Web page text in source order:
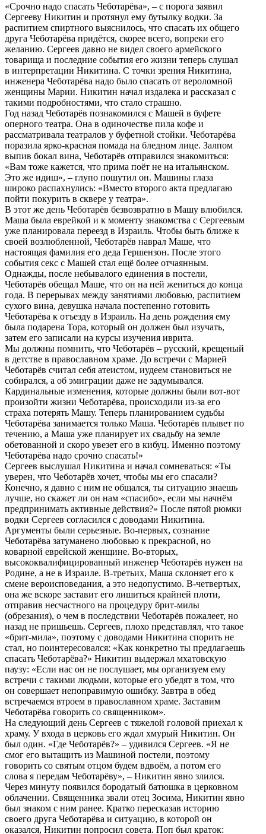
«Срочно надо спасать Чеботарёва», – с порога заявил
Сергееву Никитин и протянул ему бутылку водки. За
распитием спиртного выяснилось, что спасать их общего
друга Чеботарёва придётся, скорее всего, вопреки его
желанию. Сергеев давно не видел своего армейского
товарища и последние события его жизни теперь слушал
в интерпретации Никитина. С точки зрения Никитина,
инженера Чеботарёва надо было спасать от вероломной
женщины Марии. Никитин начал издалека и рассказал с
такими подробностями, что стало страшно.
Год назад Чеботарёв познакомился с Машей в буфете
оперного театра. Она в одиночестве пила кофе и
рассматривала театралов у буфетной стойки. Чеботарёва
поразила ярко-красная помада на бледном лице. Залпом
выпив бокал вина, Чеботарёв отправился знакомиться:
«Вам тоже кажется, что прима поёт не на итальянском.
Это же идиш», – глупо пошутил он. Машины глаза
широко распахнулись: «Вместо второго акта предлагаю
пойти покурить в сквере у театра».
В этот же день Чеботарёв безвозвратно в Машу влюбился.
Маша была еврейкой и к моменту знакомства с Сергеевым
уже планировала переезд в Израиль. Чтобы быть ближе к
своей возлюбленной, Чеботарёв наврал Маше, что
настоящая фамилия его деда Гершензон. После этого
события секс с Машей стал ещё более отчаянным.
Однажды, после небывалого единения в постели,
Чеботарёв обещал Маше, что он на ней жениться до конца
года. В перерывах между занятиями любовью, распитием
сухого вина, девушка начала постепенно готовить
Чеботарёва к отъезду в Израиль. На день рождения ему
была подарена Тора, который он должен был изучать,
затем его записали на курсы изучения иврита.
Мы должны помнить, что Чеботарёв – русский, крещеный
в детстве в православном храме. До встречи с Марией
Чеботарёв считал себя атеистом, иудеем становиться не
собирался, а об эмиграции даже не задумывался.
Кардинальные изменения, которые должны были вот-вот
произойти жизни Чеботарёва, происходили из-за его
страха потерять Машу. Теперь планированием судьбы
Чеботарёва занимается только Маша. Чеботарёв плывет по
течению, а Маша уже планирует их свадьбу на земле
обетованной и скоро увезет его в кибуц. Именно поэтому
Чеботарёва надо срочно спасать!»
Сергеев выслушал Никитина и начал сомневаться: «Ты
уверен, что Чеботарёв хочет, чтобы мы его спасали?
Конечно, я давно с ним не общался, ты ситуацию знаешь
лучше, но скажет ли он нам «спасибо», если мы начнём
предпринимать активные действия?» После пятой рюмки
водки Сергеев согласился с доводами Никитина.
Аргументы были серьезные. Во-первых, сознание
Чеботарёва затуманено любовью к прекрасной, но
коварной еврейской женщине. Во-вторых,
высококвалифицированный инженер Чеботарёв нужен на
Родине, а не в Израиле. В-третьих, Маша склоняет его к
смене вероисповедания, а это недопустимо. В-четвертых,
она же вскоре заставит его лишиться крайней плоти,
отправив несчастного на процедуру брит-милы
(обрезания), о чем в последствии Чеботарёв пожалеет, но
назад не пришьешь. Сергеев, плохо представлял, что такое
«брит-мила», поэтому с доводами Никитина спорить не
стал, но поинтересовался: «Как конкретно ты предлагаешь
спасать Чеботарёва?» Никитин выдержал мхатовскую
паузу: «Если нас он не послушает, мы организуем ему
встречи с такими людьми, которые его убедят в том, что
он совершает непоправимую ошибку. Завтра в обед
встречаемся втроем в православном храме. Заставим
Чеботарёва говорить со священником».
На следующий день Сергеев с тяжелой головой приехал к
храму. У входа в церковь его ждал хмурый Никитин. Он
был один. «Где Чеботарёв?» – удивился Сергеев. «Я не
смог его вытащить из Машиной постели, поэтому
говорить со святым отцом будем вдвоём, а потом его
слова я передам Чеботарёву», – Никитин явно злился.
Через минуту появился бородатый батюшка в церковном
облачении. Священника звали отец Зосима, Никитин явно
был знаком с ним ранее. Кратко пересказав историю
своего друга Чеботарёва и ситуацию, в которой он
оказался, Никитин попросил совета. Поп был краток: